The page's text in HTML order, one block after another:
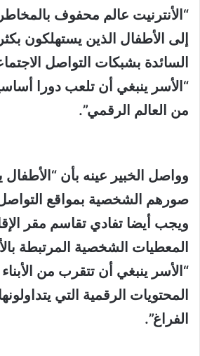
“الأنترنيت عالم محفوف
إلى الأطفال الذين يستهلكون
السائدة بشبكات التواصل
“الأسر ينبغي أن تلعب دورا
من العالم الرقمي”.
وواصل الخبير عينه بأن “الأطفال
صورهم الشخصية بمواقع التواصل
ويجب أيضا تفادي تقاسم مقر
المعطيات الشخصية المرتبطة
“الأسر ينبغي أن تتقرب من
المحتويات الرقمية التي
الفراغ”.